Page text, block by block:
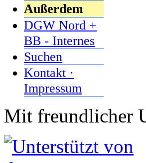
Außerdem
DGW Nord +
BB - Internes
Suchen
Kontakt ·
Impressum
Mit freundlicher